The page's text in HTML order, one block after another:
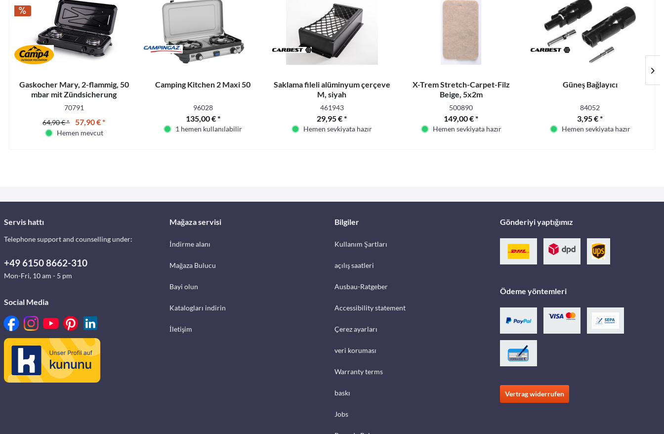
Gaskocher Mary, 2-flammig, 50
mbar mit Zündsicherung
70791
64,90 € *
57,90 € *
Hemen mevcut
Camping Kitchen 2 Maxi 50
96028
135,00 € *
1 hemen kullanılabilir
Saklama fileli alüminyum çerçeve
M, siyah
461943
29,95 € *
Hemen sevkiyata hazır
X-Trem Stretch-Carpet-Filz
Beige, 5x2m
500890
149,00 € *
Hemen sevkiyata hazır
Güneş Bağlayıcı
84052
3,95 € *
Hemen sevkiyata hazır
Servis hattı
Telephone support and counselling under:
+49 6150 8662-310
Mon-Fri, 10 am - 5 pm
Social Media
Mağaza servisi
İndirme alanı
Mağaza Bulucu
Bayi olun
Katalogları indirin
İletişim
Bilgiler
Kullanım Şartları
açılış saatleri
Ausbau-Ratgeber
Accessibility statement
Çerez ayarları
veri koruması
Warranty terms
baskı
Jobs
Gönderiyi yaptığımız
Ödeme yöntemleri
Vertrag widerrufen